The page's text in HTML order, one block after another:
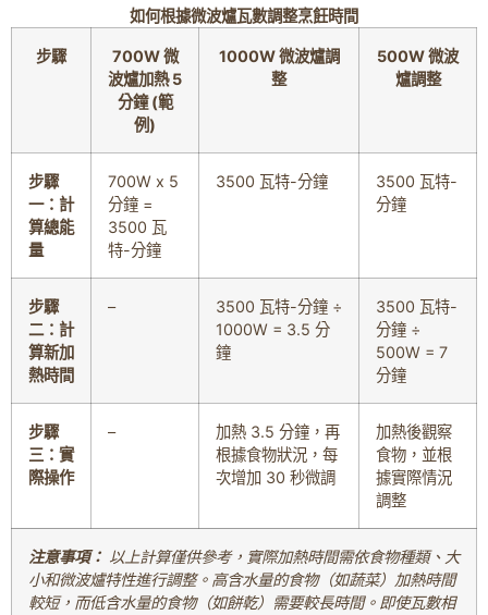
如何根據微波爐瓦數調整烹飪時間
步驟
700W 微
波爐加熱 5
分鐘 (範
例)
1000W 微波爐調
整
500W 微波
爐調整
步驟
一：計
算總能
量
700W x 5
分鐘 =
3500 瓦
特-分鐘
3500 瓦特-分鐘
3500 瓦特-
分鐘
步驟
二：計
算新加
熱時間
–
3500 瓦特-分鐘 ÷
1000W = 3.5 分
鐘
3500 瓦特-
分鐘 ÷
500W = 7
分鐘
步驟
三：實
際操作
–
加熱 3.5 分鐘，再
根據食物狀況，每
次增加 30 秒微調
加熱後觀察
食物，並根
據實際情況
調整
注意事項： 以上計算僅供參考，實際加熱時間需依食物種類、大
小和微波爐特性進行調整。高含水量的食物（如蔬菜）加熱時間
較短，而低含水量的食物（如餅乾）需要較長時間。即使瓦數相